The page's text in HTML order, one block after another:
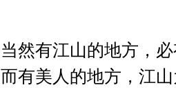
当然有江山的地方，
而有美人的地方，江